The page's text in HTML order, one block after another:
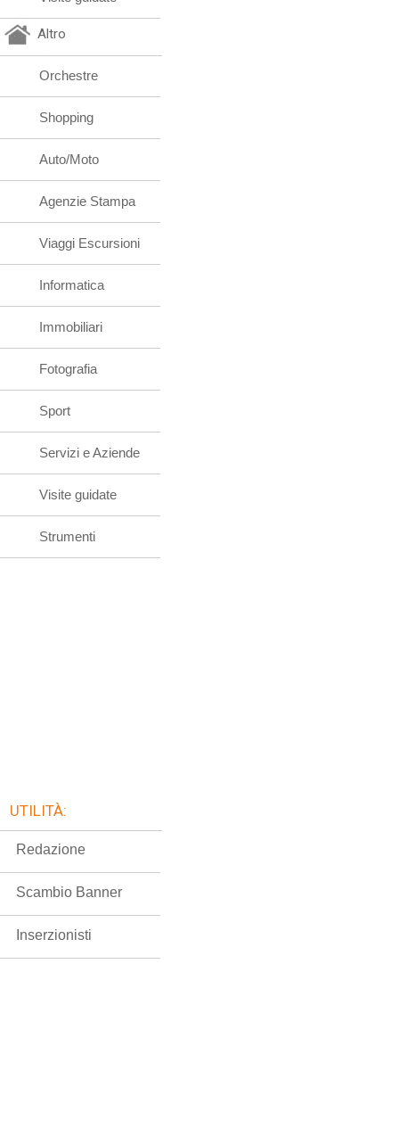
Altro
Orchestre
Shopping
Auto/Moto
Agenzie Stampa
Viaggi Escursioni
Informatica
Immobiliari
Fotografia
Sport
Servizi e Aziende
Visite guidate
Strumenti
UTILITÀ:
Redazione
Scambio Banner
Inserzionisti